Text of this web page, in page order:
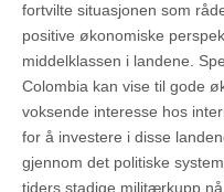
fortvilte situasjonen som
positive økonomiske
middelklassen i landene.
Colombia kan vise til gode
voksende interesse hos
for å investere i disse
gjennom det politiske
tiders stadige militærkupp